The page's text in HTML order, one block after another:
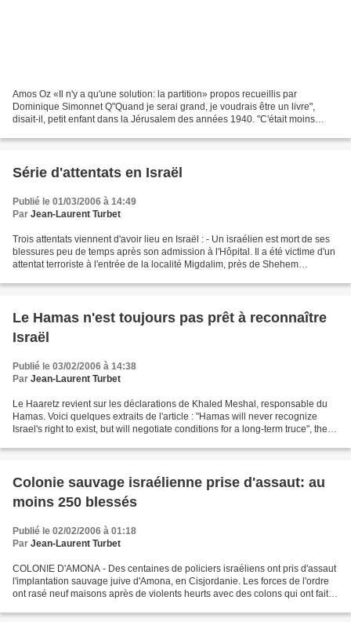
Amos Oz «Il n'y a qu'une solution: la partition» propos recueillis par
Dominique Simonnet Q"Quand je serai grand, je voudrais être un livre",
disait-il, petit enfant dans la Jérusalem des années 1940. "C'était moins
Série d'attentats en Israël
Publié le 01/03/2006 à 14:49
Par Jean-Laurent Turbet
Trois attentats viennent d'avoir lieu en Israël : - Un israélien est mort de ses
blessures peu de temps après son admission à l'Hôpital. Il a été victime d'un
attentat terroriste à l'entrée de la localité Migdalim, près de Shehem
Le Hamas n'est toujours pas prêt à reconnaître
Israël
Publié le 03/02/2006 à 14:38
Par Jean-Laurent Turbet
Le Haaretz revient sur les déclarations de Khaled Meshal, responsable du
Hamas. Voici quelques extraits de l'article : "Hamas will never recognize
Israel's right to exist, but will negotiate conditions for a long-term truce", the
Colonie sauvage israélienne prise d'assaut: au
moins 250 blessés
Publié le 02/02/2006 à 01:18
Par Jean-Laurent Turbet
COLONIE D'AMONA - Des centaines de policiers israéliens ont pris d'assaut
l'implantation sauvage juive d'Amona, en Cisjordanie. Les forces de l'ordre
ont rasé neuf maisons après de violents heurts avec des colons qui ont fait